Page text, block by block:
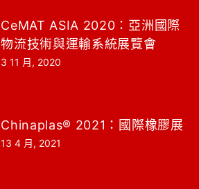
CeMAT ASIA 2020：亞洲國際
物流技術與運輸系統展覽會
3 11 月, 2020
Chinaplas® 2021：國際橡膠展
13 4 月, 2021